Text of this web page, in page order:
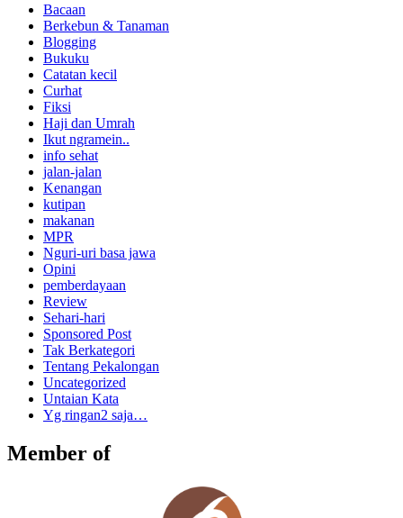
Bacaan
Berkebun & Tanaman
Blogging
Bukuku
Catatan kecil
Curhat
Fiksi
Haji dan Umrah
Ikut ngramein..
info sehat
jalan-jalan
Kenangan
kutipan
makanan
MPR
Nguri-uri basa jawa
Opini
pemberdayaan
Review
Sehari-hari
Sponsored Post
Tak Berkategori
Tentang Pekalongan
Uncategorized
Untaian Kata
Yg ringan2 saja…
Member of